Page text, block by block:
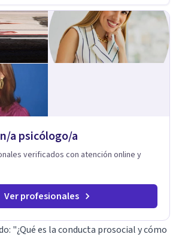
a psicólogo/a
verificados con atención online y
Ver profesionales
"¿Qué es la conducta prosocial y cómo